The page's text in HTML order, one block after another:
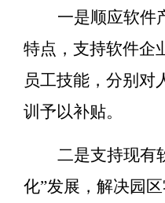
一是顺应软件
特点，支持软件企
员工技能，分别对
训予以补贴。
二是支持现有
化”发展，解决园